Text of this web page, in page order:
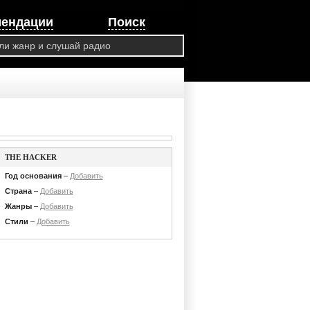
Поиск
THE HACKER
Год основания– Добавить
Страна– Добавить
Жанры– Добавить
Стили – Добавить